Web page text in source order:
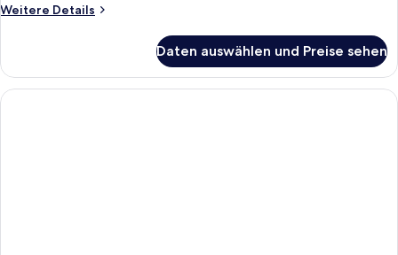
Weitere Details
Weitere
Daten auswählen und Preise sehen